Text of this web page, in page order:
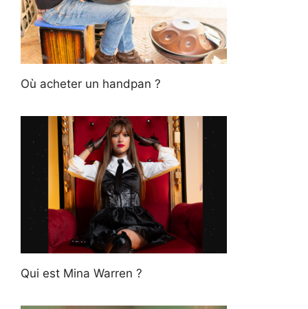
Où acheter un handpan ?
Qui est Mina Warren ?